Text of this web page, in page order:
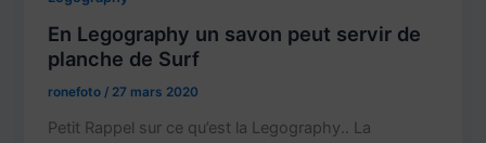
En Legography un savon peut servir de
planche de Surf
ronefoto/ 27 mars 2020
Petit Rappel sur ce qu’est la Legography.. La